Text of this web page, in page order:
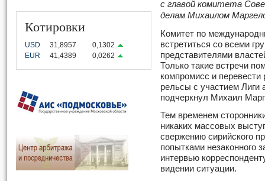
Котировки
USD 31,8957
0,1302
EUR
41,4389 0,0262
с главой комитета
делам Михаилом
Комитет по
встретиться со всеми
представителями
Только такие встречи
компромисс и
рельсы с участием Лиги
подчеркнул Михаил
Тем временем
никаких массовых
свержению сирийского
попытками незаконного
интервью
видении ситуации.